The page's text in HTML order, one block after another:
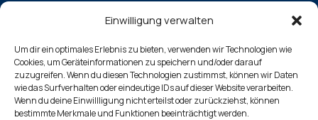
Einwilligung verwalten
Um dir ein optimales Erlebnis zu bieten, verwenden wir Technologien wie
Cookies, um Geräteinformationen zu speichern und/oder darauf
zuzugreifen. Wenn du diesen Technologien zustimmst, können wir Daten
wie das Surfverhalten oder eindeutige IDs auf dieser Website verarbeiten.
Wenn du deine Einwillligung nicht erteilst oder zurückziehst, können
bestimmte Merkmale und Funktionen beeinträchtigt werden.
Datenschutz
Cookie-Richtlinie (EU)